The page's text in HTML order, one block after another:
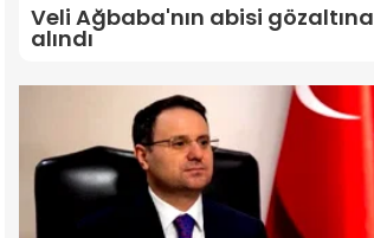
Veli Ağbaba'nın abisi gözaltına
alındı